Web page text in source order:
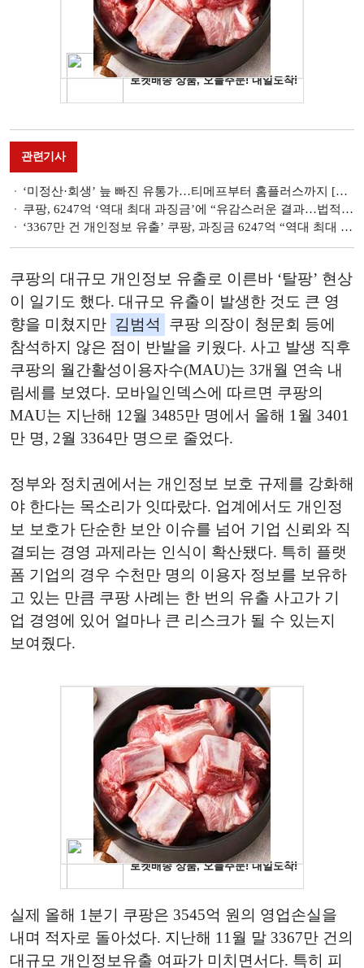
관련기사
‘미정산·회생’ 늪 빠진 유통가…티메프부터 홈플러스까지 [유통가 리스크 점검 ①]
쿠팡, 6247억 ‘역대 최대 과징금’에 “유감스러운 결과…법적 절차 통해 규명”
‘3367만 건 개인정보 유출’ 쿠팡, 과징금 6247억 “역대 최대 규모”
쿠팡의 대규모 개인정보 유출로 이른바 ‘탈팡’ 현상
이 일기도 했다. 대규모 유출이 발생한 것도 큰 영
향을 미쳤지만 김범석
쿠팡 의장이 청문회 등에
참석하지 않은 점이 반발을 키웠다. 사고 발생 직후
쿠팡의 월간활성이용자수(MAU)는 3개월 연속 내
림세를 보였다. 모바일인덱스에 따르면 쿠팡의
MAU는 지난해 12월 3485만 명에서 올해 1월 3401
만 명, 2월 3364만 명으로 줄었다.
정부와 정치권에서는 개인정보 보호 규제를 강화해
야 한다는 목소리가 잇따랐다. 업계에서도 개인정
보 보호가 단순한 보안 이슈를 넘어 기업 신뢰와 직
결되는 경영 과제라는 인식이 확산됐다. 특히 플랫
폼 기업의 경우 수천만 명의 이용자 정보를 보유하
고 있는 만큼 쿠팡 사례는 한 번의 유출 사고가 기
업 경영에 있어 얼마나 큰 리스크가 될 수 있는지
보여줬다.
실제 올해 1분기 쿠팡은 3545억 원의 영업손실을
내며 적자로 돌아섰다. 지난해 11월 말 3367만 건의
대규모 개인정보유출 여파가 미치면서다. 특히 피